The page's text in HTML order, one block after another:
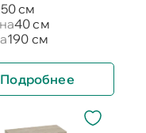
50 см
40 см
190 см
Подробнее